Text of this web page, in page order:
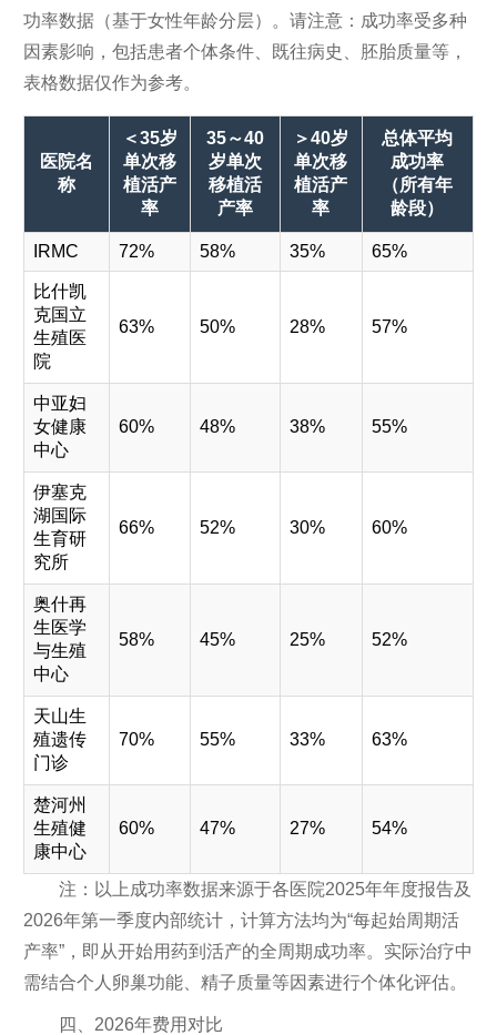
功率数据（基于女性年龄分层）。请注意：成功率受多种
因素影响，包括患者个体条件、既往病史、胚胎质量等，
表格数据仅作为参考。
医院名
称
＜35岁
单次移
植活产
率
35～40
岁单次
移植活
产率
＞40岁
单次移
植活产
率
总体平均
成功率
（所有年
龄段）
IRMC 72% 58% 35% 65%
比什凯
克国立
生殖医
院
63% 50% 28% 57%
中亚妇
女健康
中心
60% 48% 38% 55%
伊塞克
湖国际
生育研
究所
66% 52% 30% 60%
奥什再
生医学
与生殖
中心
58% 45% 25% 52%
天山生
殖遗传
门诊
70% 55% 33% 63%
楚河州
生殖健
康中心
60% 47% 27% 54%
注：以上成功率数据来源于各医院2025年年度报告及
2026年第一季度内部统计，计算方法均为“每起始周期活
产率”，即从开始用药到活产的全周期成功率。实际治疗中
需结合个人卵巢功能、精子质量等因素进行个体化评估。
四、2026年费用对比